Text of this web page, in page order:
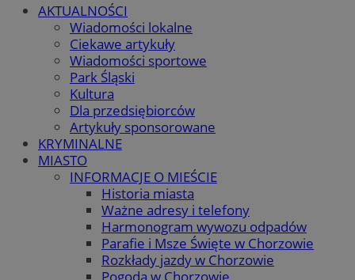
AKTUALNOŚCI
Wiadomości lokalne
Ciekawe artykuły
Wiadomości sportowe
Park Śląski
Kultura
Dla przedsiębiorców
Artykuły sponsorowane
KRYMINALNE
MIASTO
INFORMACJE O MIEŚCIE
Historia miasta
Ważne adresy i telefony
Harmonogram wywozu odpadów
Parafie i Msze Święte w Chorzowie
Rozkłady jazdy w Chorzowie